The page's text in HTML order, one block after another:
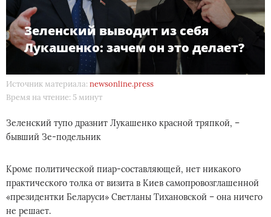
Зеленский выводит из себя
Лукашенко: зачем он это делает?
Источник материала: newsonline.press
Время на чтение: 5 минут
Зеленский тупо дразнит Лукашенко красной тряпкой, –
бывший Зе-подельник
Кроме политической пиар-составляющей, нет никакого
практического толка от визита в Киев самопровозглашенной
«президентки Беларуси» Светланы Тихановской – она ничего
не решает.